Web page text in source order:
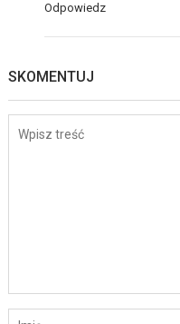
Odpowiedz
SKOMENTUJ